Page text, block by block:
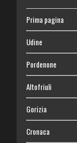
Prima pagina
Udine
Pordenone
Altofriuli
Gorizia
Cronaca